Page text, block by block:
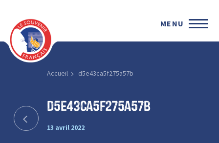
MENU
Accueil d5e43ca5f275a57b
d5e43ca5f275a57b
13 avril 2022